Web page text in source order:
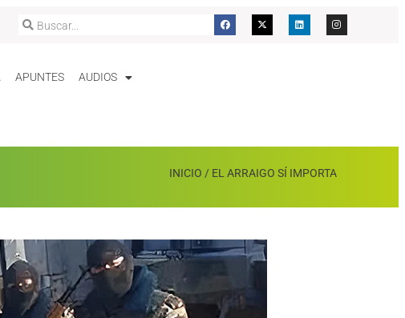
APUNTES AUDIOS
INICIO / EL ARRAIGO SÍ IMPORTA